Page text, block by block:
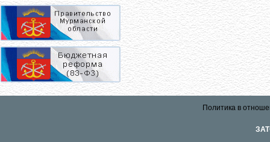
Политика в